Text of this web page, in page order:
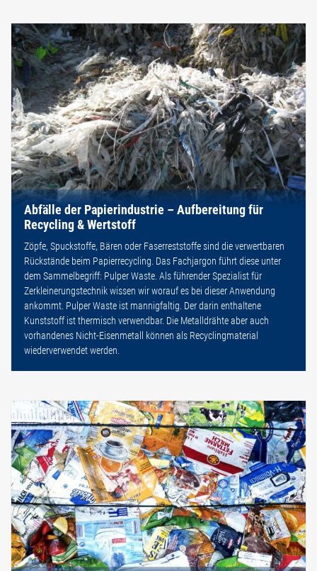
Abfälle der Papierindustrie – Aufbereitung für
Recycling & Wertstoff
Zöpfe, Spuckstoffe, Bären oder Faserreststoffe sind die verwertbaren
Rückstände beim Papierrecycling. Das Fachjargon führt diese unter
dem Sammelbegriff: Pulper Waste. Als führender Spezialist für
Zerkleinerungstechnik wissen wir worauf es bei dieser Anwendung
ankommt. Pulper Waste ist mannigfaltig. Der darin enthaltene
Kunststoff ist thermisch verwendbar. Die Metalldrähte aber auch
vorhandenes Nicht-Eisenmetall können als Recyclingmaterial
wiederverwendet werden.